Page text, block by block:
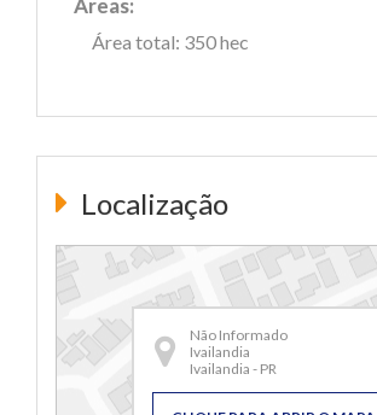
Áreas:
Área total: 350 hec
Localização
Não Informado
Ivailandia
Ivailandia - PR